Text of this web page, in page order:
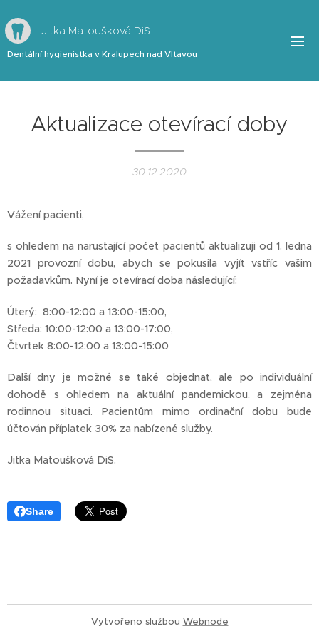
Jitka Matoušková DiS.
Dentální hygienistka v Kralupech nad Vltavou
Aktualizace otevírací doby
30.12.2020
Vážení pacienti,
s ohledem na narustající počet pacientů aktualizuji od 1. ledna
2021 provozní dobu, abych se pokusila vyjít vstříc vašim
požadavkům. Nyní je otevírací doba následující:
Úterý: 8:00-12:00 a 13:00-15:00,
Středa: 10:00-12:00 a 13:00-17:00,
Čtvrtek 8:00-12:00 a 13:00-15:00
Další dny je možné se také objednat, ale po individuální
dohodě s ohledem na aktuální pandemickou, a zejména
rodinnou situaci. Pacientům mimo ordinační dobu bude
účtován příplatek 30% za nabízené služby.
Jitka Matoušková DiS.
Share
Vytvořeno službou Webnode